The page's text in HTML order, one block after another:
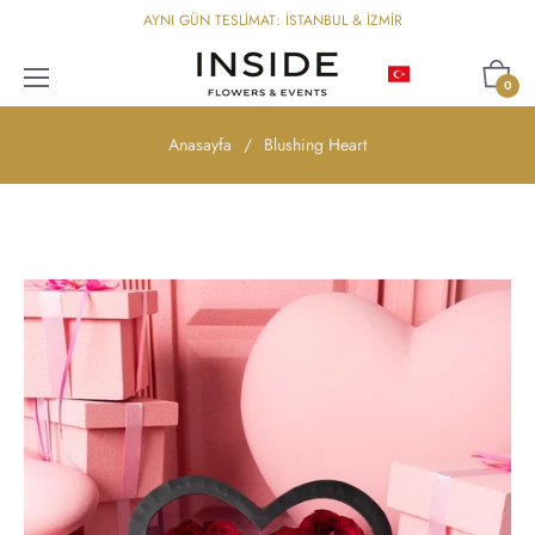
AYNI GÜN TESLİMAT: İSTANBUL & İZMİR
Sepet
0
Anasayfa / Blushing Heart